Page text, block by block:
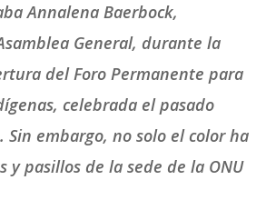
Annalena Baerbock,
General, durante la
del Foro Permanente para
celebrada el pasado
Sin embargo, no solo el color ha
y pasillos de la sede de la ONU